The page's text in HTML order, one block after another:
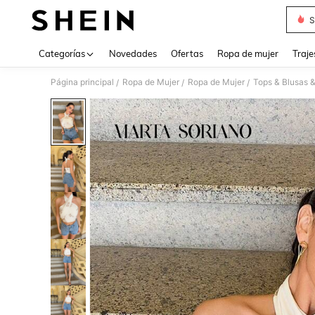
Categorías Novedades Ofertas Ropa de mujer
Página principal / Ropa de Mujer / Ropa de Mujer / Tops & Blusas